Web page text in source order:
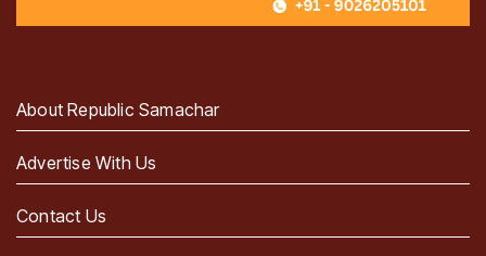
About Republic Samachar
Advertise With Us
Contact Us